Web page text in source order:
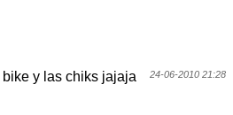
24-06-2010 21:28
y las chiks jajaja